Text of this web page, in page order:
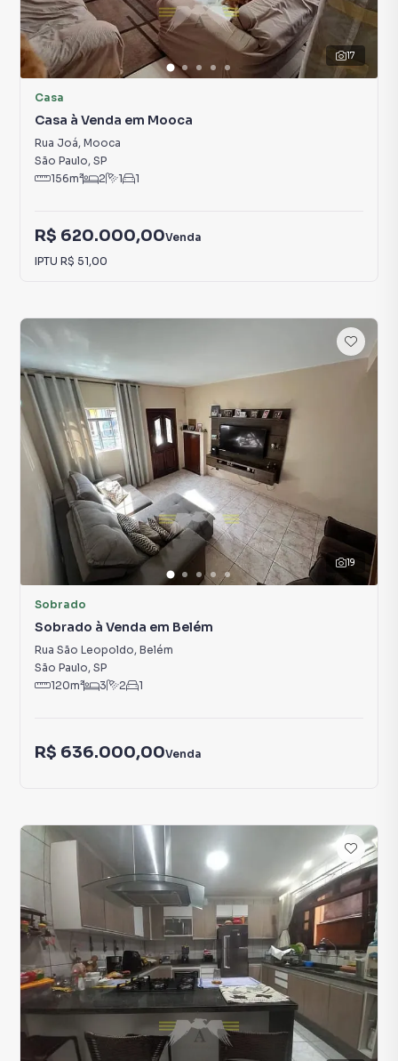
17
Casa
Casa à Venda em Mooca
Rua Joá, Mooca
São Paulo, SP
156m² 2 1 1
R$ 620.000,00Venda
IPTU R$ 51,00
19
Sobrado
Sobrado à Venda em Belém
Rua São Leopoldo, Belém
São Paulo, SP
120m² 3 2 1
R$ 636.000,00Venda